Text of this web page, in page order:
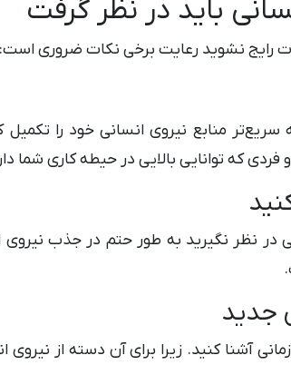
باید در نظر گرفت
رایج نشوید رعایت برخی نکات ضروری است:
منابع نیروی انسانی خود را تکمیل
که توانایی بالایی در حیطه کاری شما
در نظر نگیرید به طور حتم در جذب
جدید
آشنا کنید. زیرا برای آن دسته از